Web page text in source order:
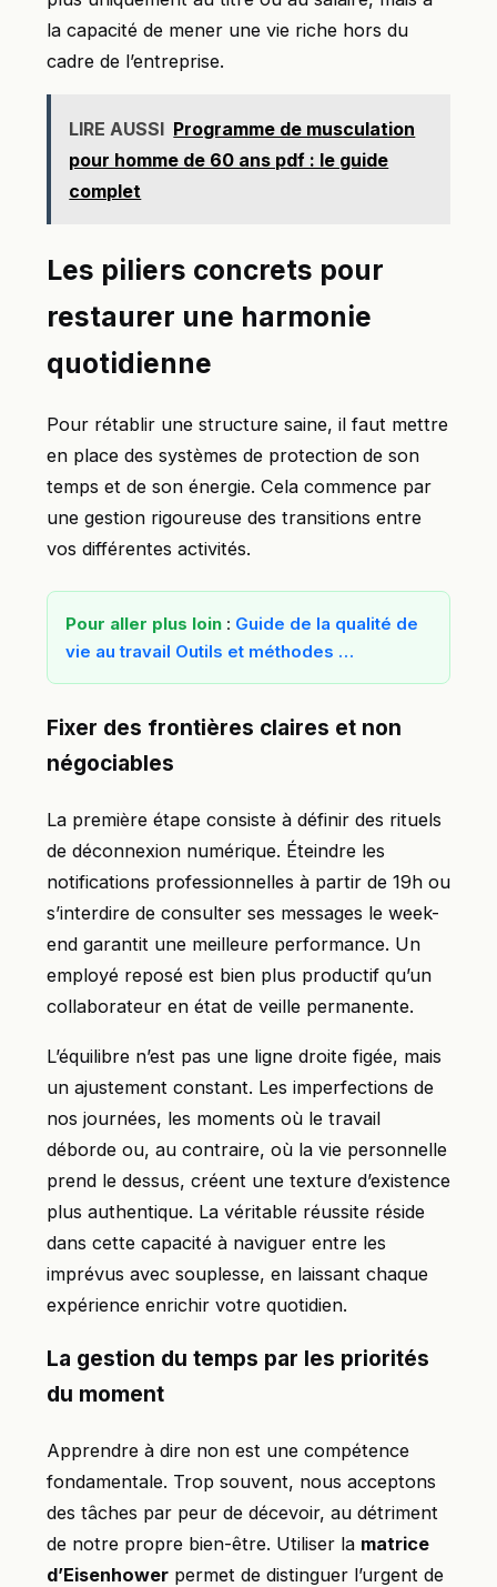
la capacité de mener une vie riche hors du
cadre de l’entreprise.
LIRE AUSSI Programme de musculation
pour homme de 60 ans pdf : le guide
complet
Les piliers concrets pour
restaurer une harmonie
quotidienne
Pour rétablir une structure saine, il faut mettre
en place des systèmes de protection de son
temps et de son énergie. Cela commence par
une gestion rigoureuse des transitions entre
vos différentes activités.
Pour aller plus loin : Guide de la qualité de
vie au travail Outils et méthodes …
Fixer des frontières claires et non
négociables
La première étape consiste à définir des rituels
de déconnexion numérique. Éteindre les
notifications professionnelles à partir de 19h ou
s’interdire de consulter ses messages le week-
end garantit une meilleure performance. Un
employé reposé est bien plus productif qu’un
collaborateur en état de veille permanente.
L’équilibre n’est pas une ligne droite figée, mais
un ajustement constant. Les imperfections de
nos journées, les moments où le travail
déborde ou, au contraire, où la vie personnelle
prend le dessus, créent une texture d’existence
plus authentique. La véritable réussite réside
dans cette capacité à naviguer entre les
imprévus avec souplesse, en laissant chaque
expérience enrichir votre quotidien.
La gestion du temps par les priorités
du moment
Apprendre à dire non est une compétence
fondamentale. Trop souvent, nous acceptons
des tâches par peur de décevoir, au détriment
de notre propre bien-être. Utiliser la matrice
d’Eisenhower permet de distinguer l’urgent de